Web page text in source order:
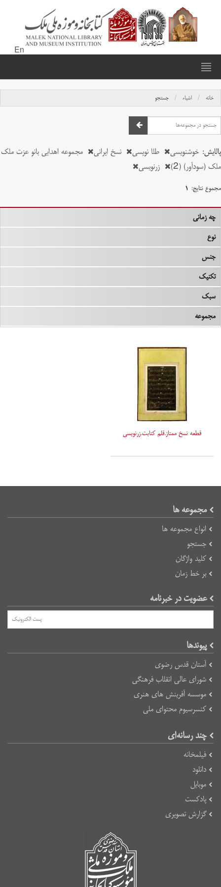
En
خانه اشیاء جستجو
پالایش: خوشنویسی طلا نویسی نسخ ایرانی
مجموعه اهدایی بانو عزت ملک
ملک (سودآور) (2)
زرنویسی
مجموع نتایج: ۱
چه زمانی
نوع
جنس
تکنیک
سبک
مجموعه
قطعه نسخ ممتاز.قلم کتابت.زرنویسی
مجموعه ها
انواع مجموعه ها
جستجو
کلید واژگان
بر خط زمان
عضویت در خبرنامه
پیوند‌ها
آستان قدس رضوی
شورای عالی انقلاب فرهنگی
موسسه آفرینش های هنری
کنسرسیوم محتوای ملی
چند رسانه‌ای
فیلمخانه
دانلود
موبایل
پادکست
گزارش تصویری